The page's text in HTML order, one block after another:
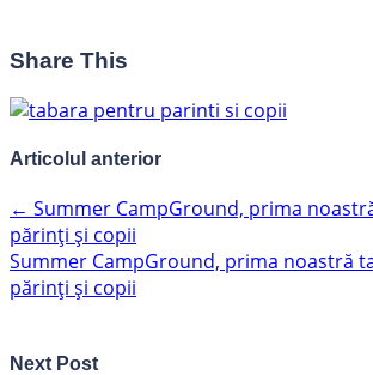
Share This
Articolul anterior
← Summer CampGround, prima
părinți și copii
Summer CampGround, prima noastră
părinți și copii
Next Post